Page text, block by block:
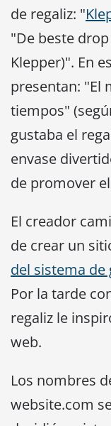
de regaliz: "
"De beste
Klepper)". En
presentan: "El
tiempos"
gustaba el
envase
de promover
El creador
de crear un
del sistema de
Por la tarde
regaliz le
web.
Los nombres
website.com